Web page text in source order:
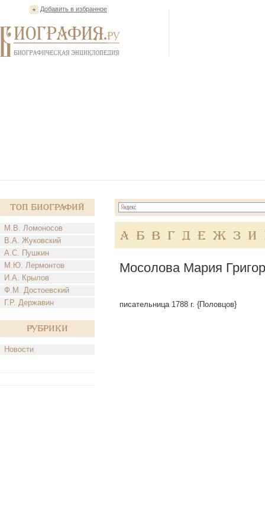
Добавить в избранное
Топ Биографий
М.В. Ломоносов
В.А. Жуковский
А.С. Пушкин
М.Ю. Лермонтов
И.А. Крылов
Ф.М. Достоевский
Г.Р. Державин
Рубрики
Новости
А Б В Г Д Е Ж З И
Мосолова Мария
писательница 1788 г. {Половцов}